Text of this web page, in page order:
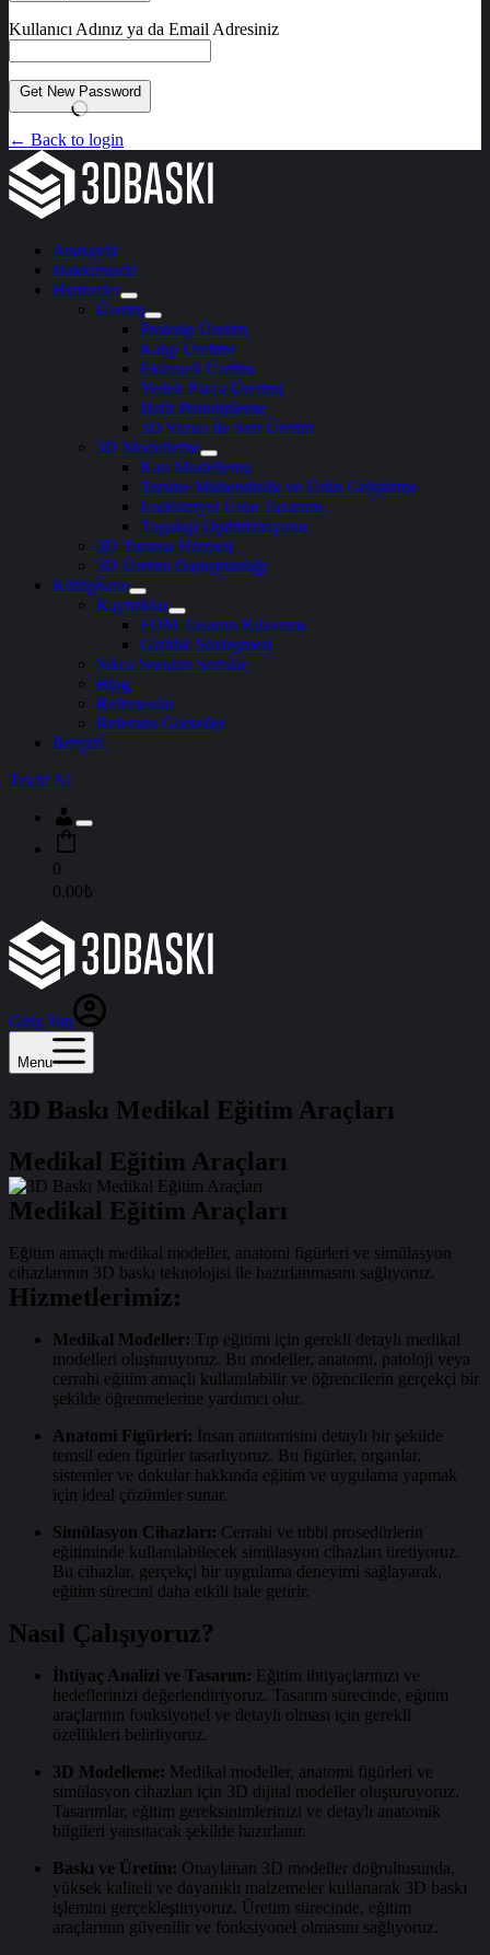
Kullanıcı Adınız ya da Email Adresiniz
Get New Password
← Back to login
Anasayfa
Hakkımızda
Hizmetler
Üretim
Prototip Üretim
Kalıp Üretimi
Eklemeli Üretim
Yedek Parça Üretimi
Hızlı Prototipleme
3D Yazıcı İle Seri Üretim
3D Modelleme
Katı Modelleme
Tersine Mühendislik ve Ürün Geliştirme
Endüstriyel Ürün Tasarımı
Topoloji Optimizasyonu
3D Tarama Hizmeti
3D Üretim Danışmanlığı
Kütüphane
Kaynaklar
FDM Tasarım Kılavuzu
Gizlilik Sözleşmesi
Sıkca Sorulan Sorular
Blog
Referanslar
Referans Görseller
İletişim
Teklif Al
Giriş
/
Kayıt
0
0.00₺
Giriş Yap
Menu
3D Baskı Medikal Eğitim Araçları
Medikal Eğitim Araçları
Medikal Eğitim Araçları
Eğitim amaçlı medikal modeller, anatomi figürleri ve simülasyon
cihazlarının 3D baskı teknolojisi ile hazırlanmasını sağlıyoruz.
Hizmetlerimiz:
Medikal Modeller: Tıp eğitimi için gerekli detaylı medikal
modelleri oluşturuyoruz. Bu modeller, anatomi, patoloji veya
cerrahi eğitim amaçlı kullanılabilir ve öğrencilerin gerçekçi bir
şekilde öğrenmelerine yardımcı olur.
Anatomi Figürleri: İnsan anatomisini detaylı bir şekilde
temsil eden figürler tasarlıyoruz. Bu figürler, organlar,
sistemler ve dokular hakkında eğitim ve uygulama yapmak
için ideal çözümler sunar.
Simülasyon Cihazları: Cerrahi ve tıbbi prosedürlerin
eğitiminde kullanılabilecek simülasyon cihazları üretiyoruz.
Bu cihazlar, gerçekçi bir uygulama deneyimi sağlayarak,
eğitim sürecini daha etkili hale getirir.
Nasıl Çalışıyoruz?
İhtiyaç Analizi ve Tasarım: Eğitim ihtiyaçlarınızı ve
hedeflerinizi değerlendiriyoruz. Tasarım sürecinde, eğitim
araçlarının fonksiyonel ve detaylı olması için gerekli
özellikleri belirliyoruz.
3D Modelleme: Medikal modeller, anatomi figürleri ve
simülasyon cihazları için 3D dijital modeller oluşturuyoruz.
Tasarımlar, eğitim gereksinimlerinizi ve detaylı anatomik
bilgileri yansıtacak şekilde hazırlanır.
Baskı ve Üretim: Onaylanan 3D modeller doğrultusunda,
yüksek kaliteli ve dayanıklı malzemeler kullanarak 3D baskı
işlemini gerçekleştiriyoruz. Üretim sürecinde, eğitim
araçlarının güvenilir ve fonksiyonel olmasını sağlıyoruz.